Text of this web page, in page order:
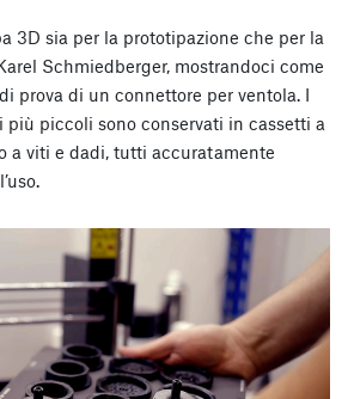
3D sia per la prototipazione che per la
Schmiedberger, mostrandoci come
prova di un connettore per ventola. I
piccoli sono conservati in cassetti a
a viti e dadi, tutti accuratamente